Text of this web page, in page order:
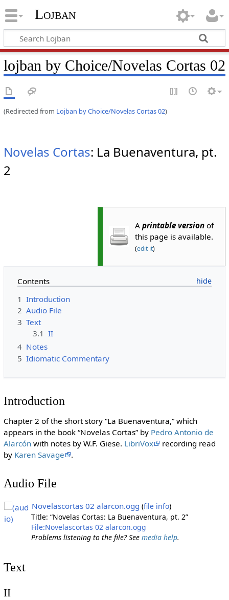
Lojban
lojban by Choice/Novelas Cortas 02
(Redirected from Lojban by Choice/Novelas Cortas 02)
Novelas Cortas: La Buenaventura, pt.
2
Aprintable version of
this page is available.
(edit it)
Contents
1 Introduction
2 Audio File
3 Text
3.1 II
4 Notes
5 Idiomatic Commentary
Introduction
Chapter 2 of the short story “La Buenaventura,” which
appears in the book “Novelas Cortas” by Pedro Antonio de
Alarcónwith notes by W.F. Giese. LibriVox
recording read
by Karen Savage .
Audio File
Novelascortas 02 alarcon.ogg (file info)
Title: “Novelas Cortas: La Buenaventura, pt. 2”
File:Novelascortas 02 alarcon.ogg
Problems listening to the file? See media help.
Text
II